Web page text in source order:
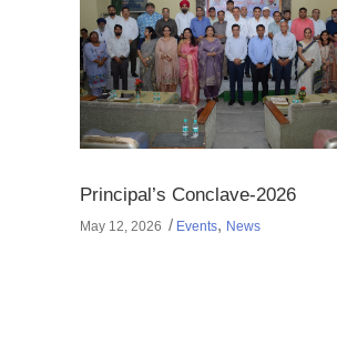
Principal’s Conclave-2026
May 12, 2026 Events, News